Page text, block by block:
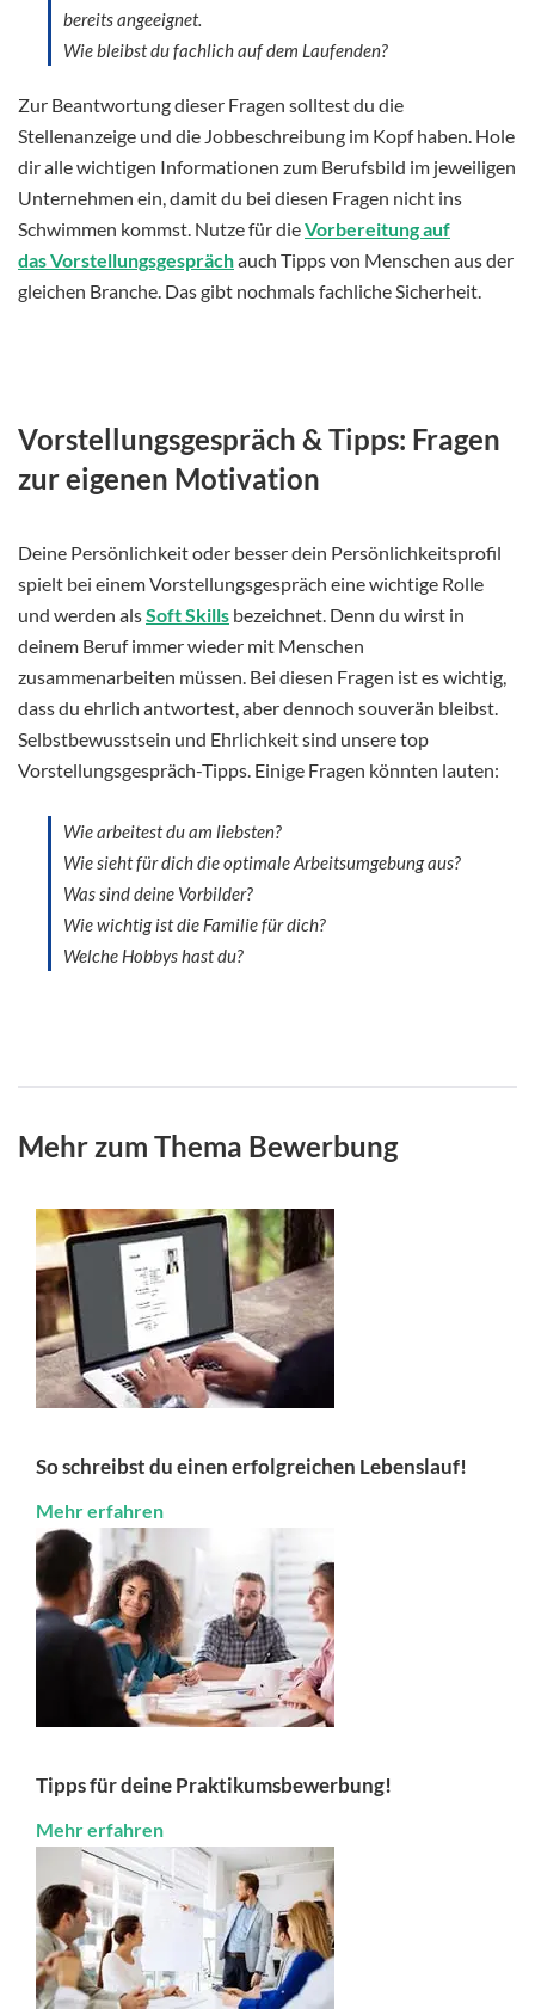
bereits angeeignet.
Wie bleibst du fachlich auf dem Laufenden?
Zur Beantwortung dieser Fragen solltest du die
Stellenanzeige und die Jobbeschreibung im Kopf haben. Hole
dir alle wichtigen Informationen zum Berufsbild im jeweiligen
Unternehmen ein, damit du bei diesen Fragen nicht ins
Schwimmen kommst. Nutze für dieVorbereitung auf
das Vorstellungsgesprächauch Tipps von Menschen aus der
gleichen Branche. Das gibt nochmals fachliche Sicherheit.
Vorstellungsgespräch & Tipps: Fragen
zur eigenen Motivation
Deine Persönlichkeit oder besser dein Persönlichkeitsprofil
spielt bei einem Vorstellungsgespräch eine wichtige Rolle
und werden alsSoft Skills bezeichnet. Denn du wirst in
deinem Beruf immer wieder mit Menschen
zusammenarbeiten müssen. Bei diesen Fragen ist es wichtig,
dass du ehrlich antwortest, aber dennoch souverän bleibst.
Selbstbewusstsein und Ehrlichkeit sind unsere top
Vorstellungsgespräch-Tipps. Einige Fragen könnten lauten:
Wie arbeitest du am liebsten?
Wie sieht für dich die optimale Arbeitsumgebung aus?
Was sind deine Vorbilder?
Wie wichtig ist die Familie für dich?
Welche Hobbys hast du?
Mehr zum Thema Bewerbung
So schreibst du einen erfolgreichen Lebenslauf!
Mehr erfahren
Tipps für deine Praktikumsbewerbung!
Mehr erfahren